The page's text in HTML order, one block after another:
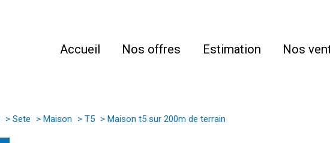
Accueil Nos offres Estimation Nos
Sete Maison T5 Maison t5 sur 200m de terrain